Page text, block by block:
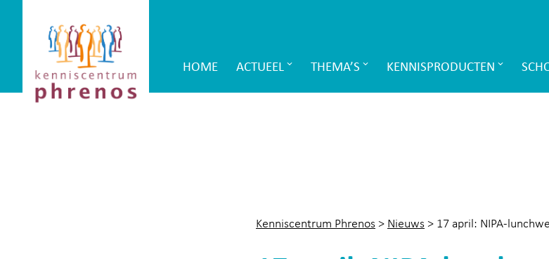
Phrenos
website
Main
HOME ACTUEEL THEMA’S KENNISPRODUCTEN
Kenniscentrum Phrenos > Nieuws > 17 april: NIPA-